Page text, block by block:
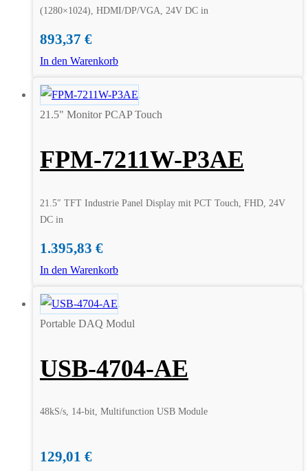
(1280×1024), HDMI/DP/VGA, 24V DC in
893,37 €
In den Warenkorb
21.5" Monitor PCAP Touch
FPM-7211W-P3AE
21.5″ TFT Industrie Panel Display mit PCT Touch, FHD, 24V
DC in
1.395,83 €
In den Warenkorb
Portable DAQ Modul
USB-4704-AE
48kS/s, 14-bit, Multifunction USB Module
129,01 €